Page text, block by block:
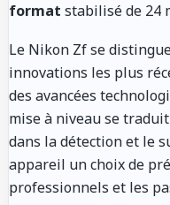
format stabilisé de 24
Le Nikon Zf se
innovations les plus
des avancées
mise à niveau se
dans la détection et le
appareil un choix de
professionnels et les